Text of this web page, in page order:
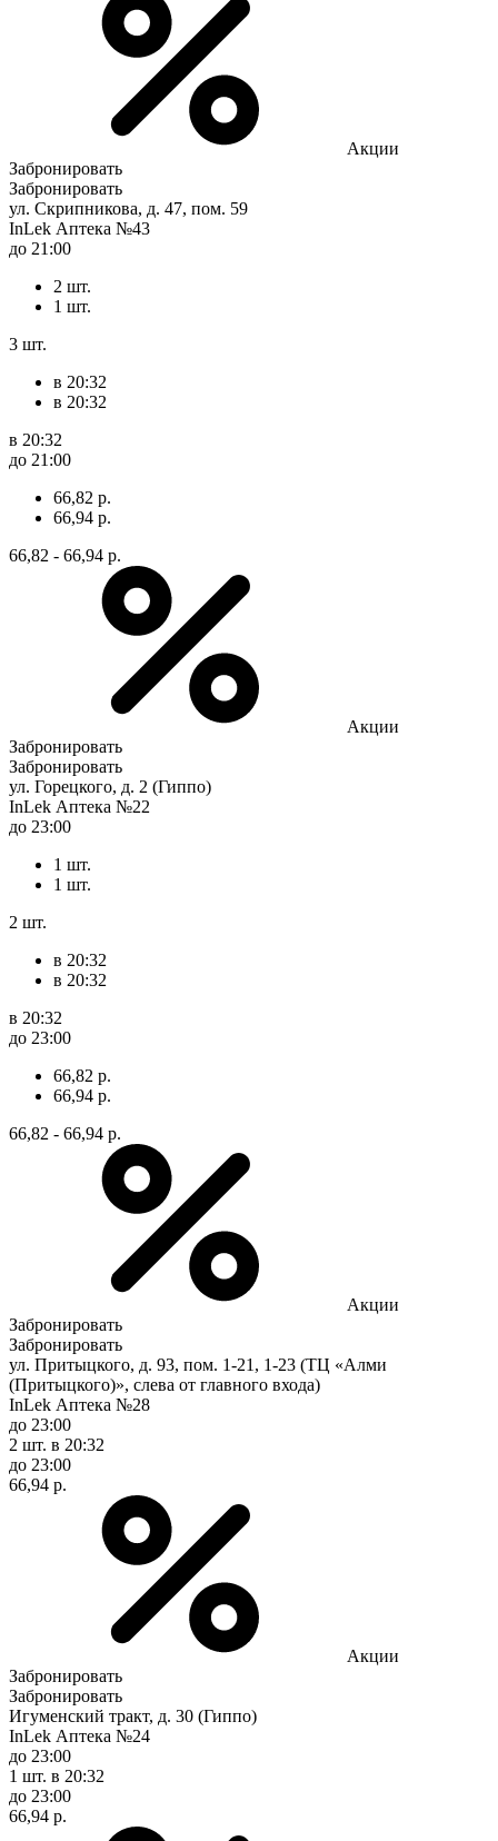
Акции
Забронировать
Забронировать
ул. Скрипникова, д. 47, пом. 59
InLek Аптека №43
до 21:00
2 шт.
1 шт.
3 шт.
в 20:32
в 20:32
в 20:32
до 21:00
66,82 р.
66,94 р.
66,82 - 66,94 р.
Акции
Забронировать
Забронировать
ул. Горецкого, д. 2 (Гиппо)
InLek Аптека №22
до 23:00
1 шт.
1 шт.
2 шт.
в 20:32
в 20:32
в 20:32
до 23:00
66,82 р.
66,94 р.
66,82 - 66,94 р.
Акции
Забронировать
Забронировать
ул. Притыцкого, д. 93, пом. 1-21, 1-23 (ТЦ «Алми
(Притыцкого)», слева от главного входа)
InLek Аптека №28
до 23:00
2 шт. в 20:32
до 23:00
66,94 р.
Акции
Забронировать
Забронировать
Игуменский тракт, д. 30 (Гиппо)
InLek Аптека №24
до 23:00
1 шт. в 20:32
до 23:00
66,94 р.